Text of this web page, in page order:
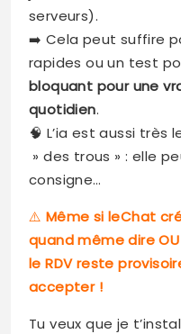
serveurs).
➡️ Cela peut suffire
rapides ou un test
bloquant pour une
quotidien.
🧠 L’ia est aussi
» des trous » : elle
consigne…
⚠️ Même si leChat
quand même dire
le RDV reste
accepter !
Tu veux que je